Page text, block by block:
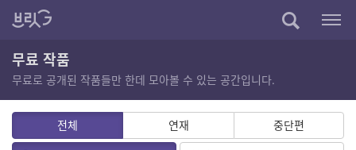
무료 작품
무료로 공개된 작품들만 한데 모아볼 수 있는 공간입니다.
전체 연재
중단편